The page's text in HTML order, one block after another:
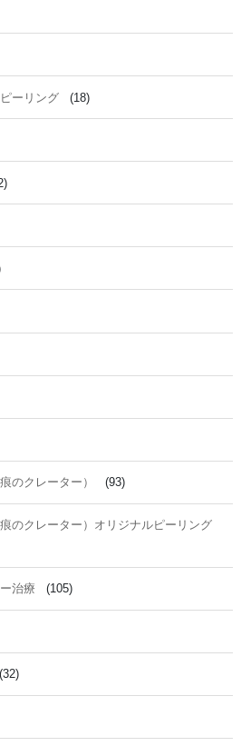
ーリング (18)
のクレーター） (93)
のクレーター）オリジナルピーリング
治療 (105)
(32)